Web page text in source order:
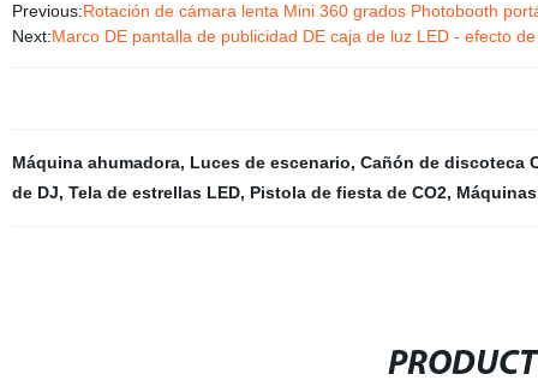
Previous:Rotación de cámara lenta Mini 360 grados Photobooth
Next:Marco DE pantalla de publicidad DE caja de luz LED - efecto
Máquina ahumadora, Luces de escenario, Cañón de discoteca
de DJ, Tela de estrellas LED, Pistola de fiesta de CO2,